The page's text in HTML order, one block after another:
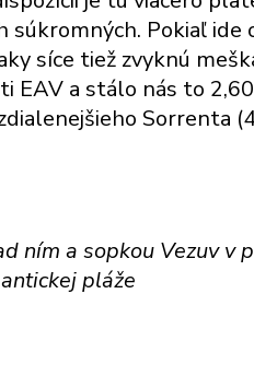
Pokiaľ
síce tiež zvyknú
EAV a stálo nás to
Sorrenta
ním a sopkou Vezuv v
pláže